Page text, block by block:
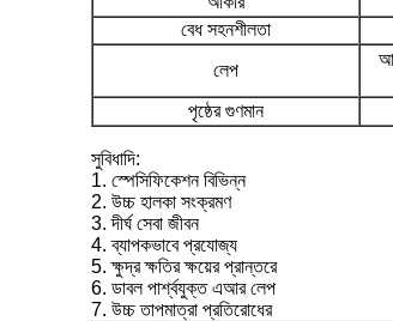
বেধ সহনশীলতা
লেপ
পৃষ্ঠের গুণমান
সুবিধাদি:
1. স্পেসিফিকেশন বিভিন্ন
2. উচ্চ হালকা সংক্রমণ
3. দীর্ঘ সেবা জীবন
4. ব্যাপকভাবে প্রযোজ্য
5. ক্ষুদ্র ক্ষতির ক্ষয়ের প্রান্তরে
6. ডাবল পার্শ্বযুক্ত এআর লেপ
7. উচ্চ তাপমাত্রা প্রতিরোধের